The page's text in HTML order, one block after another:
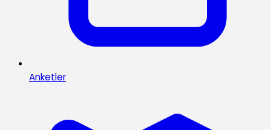
Anketler